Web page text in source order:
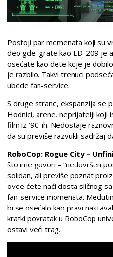
Postoji par momenata koji su
deo gde igrate kao ED-209 je
osećate kao dete koje je
je razbilo. Takvi trenuci
ubode fan-service.
S druge strane, ekspanzija se
Hodnici, arene, neprijatelji koji
film iz ’90-ih. Nedostaje
da su previše razvukli sadržaj
RoboCop: Rogue City –
što ime govori – “nedovršen
solidan, ali previše poznat
ovde ćete naći dosta sličnog
fan-service momenata.
bi se osećalo kao pravi
kratki povratak u RoboCop
ostavi veći trag.